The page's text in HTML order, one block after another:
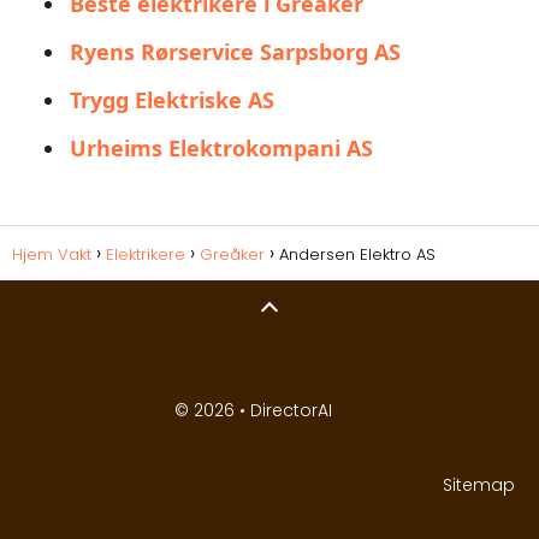
Ryens Rørservice Sarpsborg AS
Trygg Elektriske AS
Urheims Elektrokompani AS
Hjem Vakt Elektrikere Greåker Andersen Elektro AS
© 2026 • DirectorAI
Sitemap